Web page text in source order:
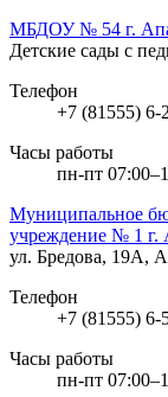
МБДОУ № 54 г.
Детские сады с
Телефон
+7 (81555) 6-
Часы работы
пн-пт
Муниципальное
учреждение № 1 г.
ул. Бредова, 19А,
Телефон
+7 (81555) 6-
Часы работы
пн-пт